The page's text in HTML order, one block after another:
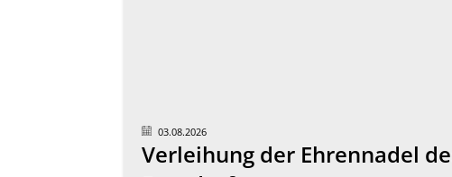
03.08.2026
Verleihung der Ehrennadel